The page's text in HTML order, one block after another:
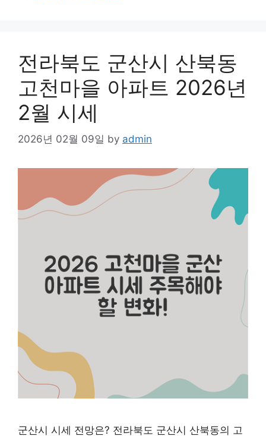
전라북도 군산시 산북동
고천마을 아파트 2026년
2월 시세
2026년 02월 09일 by admin
군산시 시세 전망은? 전라북도 군산시 산북동의 고